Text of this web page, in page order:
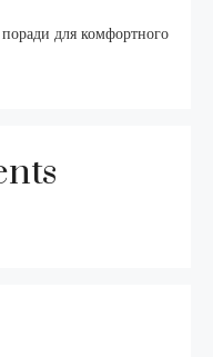
для комфортного